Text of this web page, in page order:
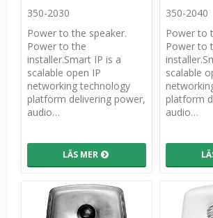
350-2030
Power to the speaker.
Power to the
installer.Smart IP is a
scalable open IP
networking technology
platform delivering power,
audio…
LÄS MER
350-2040
Power to
Power to
scalable
platform
audio…